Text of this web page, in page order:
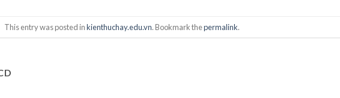
This entry was posted inkienthuchay.edu.vn. Bookmark thepermalink.